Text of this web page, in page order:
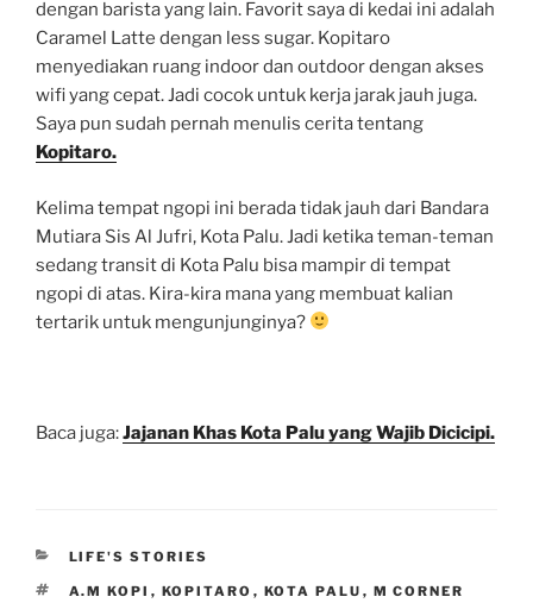
dengan barista yang lain. Favorit saya di kedai ini adalah
Caramel Latte dengan less sugar. Kopitaro
menyediakan ruang indoor dan outdoor dengan akses
wifi yang cepat. Jadi cocok untuk kerja jarak jauh juga.
Saya pun sudah pernah menulis cerita tentang
Kopitaro.
Kelima tempat ngopi ini berada tidak jauh dari Bandara
Mutiara Sis Al Jufri, Kota Palu. Jadi ketika teman-teman
sedang transit di Kota Palu bisa mampir di tempat
ngopi di atas. Kira-kira mana yang membuat kalian
tertarik untuk mengunjunginya?
Baca juga:Jajanan Khas Kota Palu yang Wajib Dicicipi.
CATEGORIES
LIFE'S STORIES
TAGS
A.M KOPI , KOPITARO , KOTA PALU , M CORNER